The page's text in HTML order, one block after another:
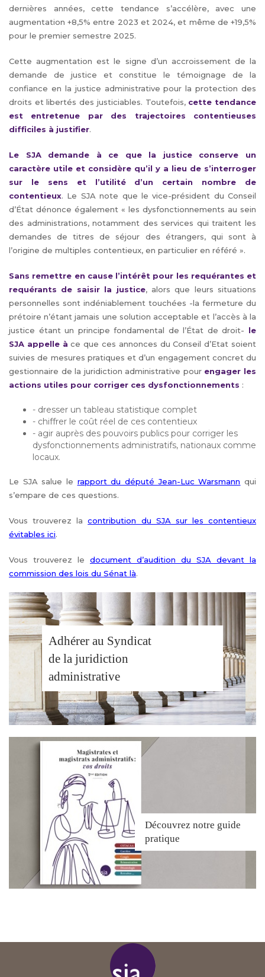
dernières années, cette tendance s’accélère, avec une
augmentation +8,5% entre 2023 et 2024, et même de +19,5%
pour le premier semestre 2025.
Cette augmentation est le signe d’un accroissement de la
demande de justice et constitue le témoignage de la
confiance en la justice administrative pour la protection des
droits et libertés des justiciables. Toutefois, cette tendance
est entretenue par des trajectoires contentieuses
difficiles à justifier.
Le SJA demande à ce que la justice conserve un
caractère utile et considère qu’il y a lieu de s’interroger
sur le sens et l’utilité d’un certain nombre de
contentieux. Le SJA note que le vice-président du Conseil
d’État dénonce également « les dysfonctionnements au sein
des administrations, notamment des services qui traitent les
demandes de titres de séjour des étrangers, qui sont à
l’origine de multiples contentieux, en particulier en référé ».
Sans remettre en cause l’intérêt pour les requérantes et
requérants de saisir la justice, alors que leurs situations
personnelles sont indéniablement touchées -la fermeture du
prétoire n’étant jamais une solution acceptable et l’accès à la
justice étant un principe fondamental de l’État de droit- le
SJA appelle à ce que ces annonces du Conseil d’Etat soient
suivies de mesures pratiques et d’un engagement concret du
gestionnaire de la juridiction administrative pour engager les
actions utiles pour corriger ces dysfonctionnements :
- dresser un tableau statistique complet
- chiffrer le coût réel de ces contentieux
- agir auprès des pouvoirs publics pour corriger les
dysfonctionnements administratifs, nationaux comme
locaux.
Le SJA salue le rapport du député Jean-Luc Warsmann qui
s’empare de ces questions.
Vous trouverez lacontribution du SJA sur les contentieux
évitables ici.
Vous trouverez le document d’audition du SJA devant la
commission des lois du Sénat là.
Adhérer au Syndicat
de la juridiction
administrative
Découvrez notre guide
pratique